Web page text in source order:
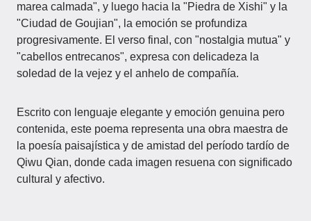
marea calmada", y luego hacia la "Piedra de Xishi" y la
"Ciudad de Goujian", la emoción se profundiza
progresivamente. El verso final, con "nostalgia mutua" y
"cabellos entrecanos", expresa con delicadeza la
soledad de la vejez y el anhelo de compañía.
Escrito con lenguaje elegante y emoción genuina pero
contenida, este poema representa una obra maestra de
la poesía paisajística y de amistad del período tardío de
Qiwu Qian, donde cada imagen resuena con significado
cultural y afectivo.